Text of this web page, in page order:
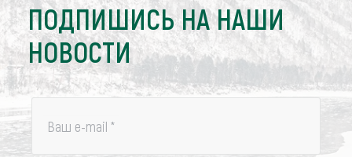
ПОДПИШИСЬ НА НАШИ
НОВОСТИ
Ваш e-mail *